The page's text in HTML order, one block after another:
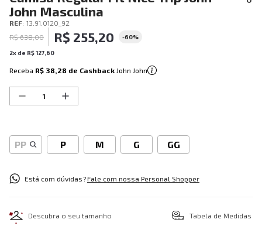
John Masculina
REF: 13.91.0120_92
R$ 638,00 R$ 255,20 -60%
2x de R$127 60
Receba R$ 38,28 de Cashback John John
PP P M G GG
Está com dúvidas?Fale com nossa Personal Shopper
Descubra o seu tamanho Tabela de Medidas